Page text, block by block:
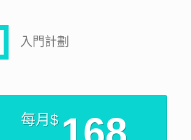
入門計劃
每月$